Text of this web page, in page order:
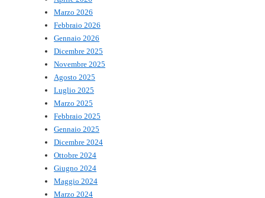
Marzo 2026
Febbraio 2026
Gennaio 2026
Dicembre 2025
Novembre 2025
Agosto 2025
Luglio 2025
Marzo 2025
Febbraio 2025
Gennaio 2025
Dicembre 2024
Ottobre 2024
Giugno 2024
Maggio 2024
Marzo 2024